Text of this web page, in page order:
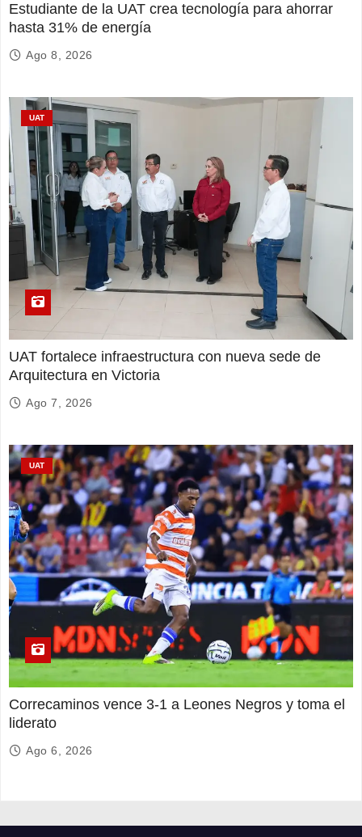
Estudiante de la UAT crea tecnología para ahorrar
hasta 31% de energía
Ago 8, 2026
UAT
UAT fortalece infraestructura con nueva sede de
Arquitectura en Victoria
Ago 7, 2026
UAT
Correcaminos vence 3-1 a Leones Negros y toma el
liderato
Ago 6, 2026